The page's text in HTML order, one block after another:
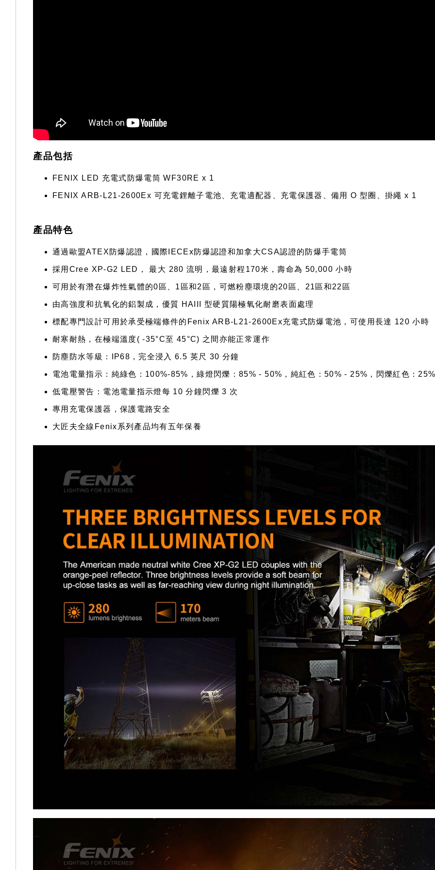
產品包括
FENIX LED 充電式防爆電筒 WF30RE x 1
FENIX ARB-L21-2600Ex 可充電鋰離子電池、充電適配器、充電保護器、備用 O 型圈、掛繩 x 1
產品特色
通過歐盟ATEX防爆認證，國際IECEx防爆認證和加拿大CSA認證的防爆手電筒
採用Cree XP-G2 LED， 最大 280 流明，最遠射程170米，壽命為 50,000 小時
可用於有潛在爆炸性氣體的0區、1區和2區，可燃粉塵環境的20區、21區和22區
由高強度和抗氧化的鋁製成，優質 HAIII 型硬質陽極氧化耐磨表面處理
標配專門設計可用於承受極端條件的Fenix ARB-L21-2600Ex充電式防爆電池，可使用長達 120 小時
耐寒耐熱，在極端溫度( -35°C至 45°C) 之間亦能正常運作
防塵防水等級：IP68，完全浸入 6.5 英尺 30 分鐘
電池電量指示：純綠色：100%-85%，綠燈閃爍：85% - 50%，純紅色：50% - 25%，閃爍紅色：
低電壓警告：電池電量指示燈每 10 分鐘閃爍 3 次
專用充電保護器，保護電路安全
大匠夫全線Fenix系列產品均有五年保養